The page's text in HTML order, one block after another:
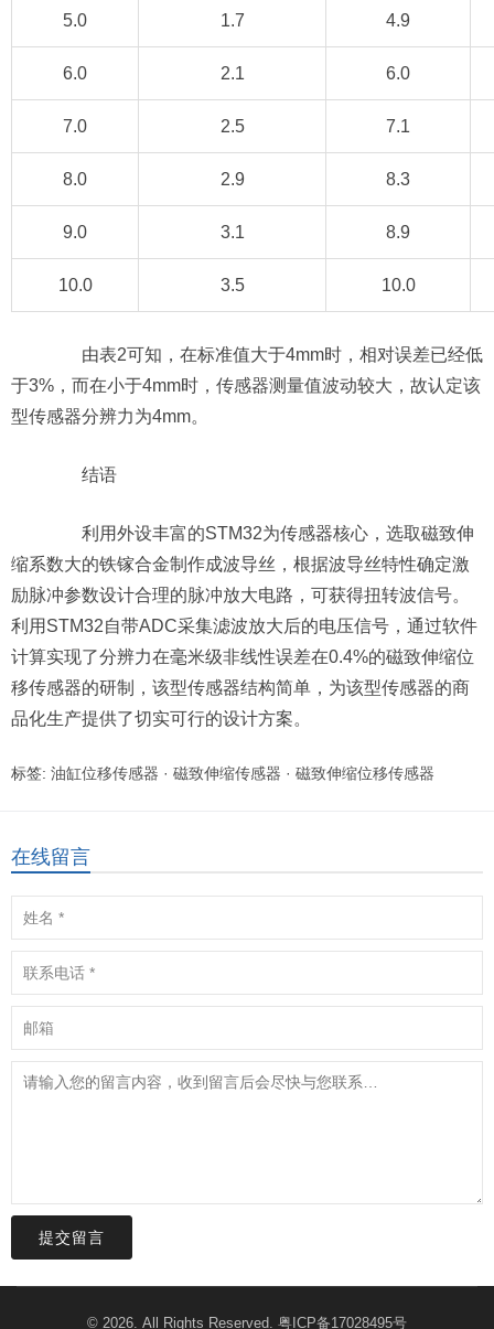
5.0 1.7 4.9
6.0 2.1 6.0
7.0 2.5 7.1
8.0 2.9 8.3
9.0 3.1 8.9
10.0 3.5 10.0
由表2可知，在标准值大于4mm时，相对误差已经低
于3%，而在小于4mm时，传感器测量值波动较大，故认定该
型传感器分辨力为4mm。
结语
利用外设丰富的STM32为传感器核心，选取磁致伸
缩系数大的铁镓合金制作成波导丝，根据波导丝特性确定激
励脉冲参数设计合理的脉冲放大电路，可获得扭转波信号。
利用STM32自带ADC采集滤波放大后的电压信号，通过软件
计算实现了分辨力在毫米级非线性误差在0.4%的磁致伸缩位
移传感器的研制，该型传感器结构简单，为该型传感器的商
品化生产提供了切实可行的设计方案。
标签: 油缸位移传感器 · 磁致伸缩传感器 · 磁致伸缩位移传感器
在线留言
提交留言
© 2026. All Rights Reserved. 粤ICP备17028495号